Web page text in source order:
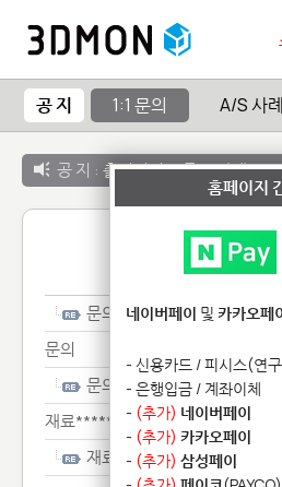
공 지 1:1 문의 A/S 사례
공 지 : 출력서비스 종료 안내
문의
문의
문의
재료***********
재료***********
홈페이지
네이버페이 및 카카오페
- 신용카드 / 피시스(연
- 은행입금 / 계좌이체
- (추가) 네이버페이
- (추가) 카카오페이
- (추가) 삼성페이